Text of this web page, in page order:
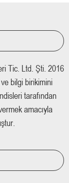
Tic. Ltd. Şti. 2016
bilgi birikimini
tarafından
amacıyla